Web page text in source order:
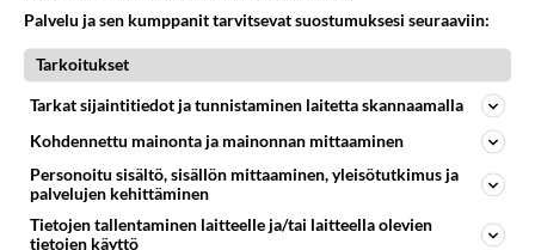
2026-05-07 18:13:53
Anonyymi00018
En tiedäkään. Uskon ja toivon, se riittää tällä hetkellä,
Sinä se jaksat skeemoja maalaileva
taivaanrannan maalari, eli palstaäijä naruttaa
näitä simppeleitä pikku sanonko mitä. TT
Palvelu ja sen kumppanit tarvitsevat suostumuksesi seuraaviin:
Tarkoitukset
Tarkat sijaintitiedot ja tunnistaminen laitetta skannaamalla
Kohdennettu mainonta ja mainonnan mittaaminen
Personoitu sisältö, sisällön mittaaminen, yleisötutkimus ja
palvelujen kehittäminen
Tietojen tallentaminen laitteelle ja/tai laitteella olevien
tietojen käyttö